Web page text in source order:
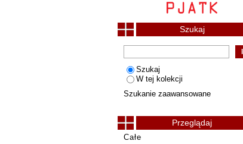
Szukaj
Szukaj
W tej kolekcji
Szukanie zaawansowane
Przeglądaj
Całe